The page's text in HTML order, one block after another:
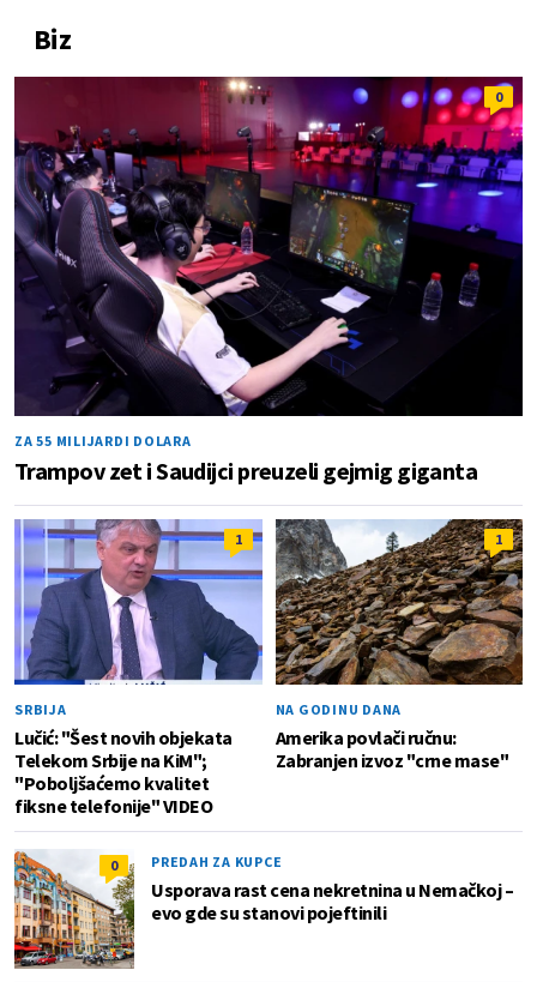
Biz
0
ZA 55 MILIJARDI DOLARA
Trampov zet i Saudijci preuzeli gejmig giganta
1
SRBIJA
Lučić: "Šest novih objekata
Telekom Srbije na KiM";
"Poboljšaćemo kvalitet
fiksne telefonije" VIDEO
1
NA GODINU DANA
Amerika povlači ručnu:
Zabranjen izvoz "crne mase"
0 PREDAH ZA KUPCE
Usporava rast cena nekretnina u Nemačkoj –
evo gde su stanovi pojeftinili